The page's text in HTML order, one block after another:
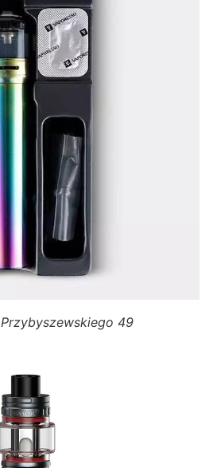
Przybyszewskiego 49